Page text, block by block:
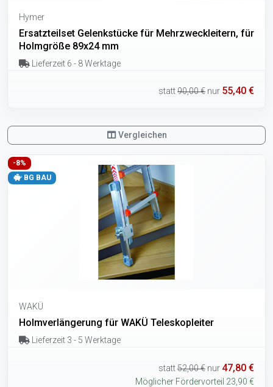
Hymer
Ersatzteilset Gelenkstücke für Mehrzweckleitern, für
Holmgröße 89x24 mm
Lieferzeit 6 - 8 Werktage
statt90,00 € nur 55,40 €
Vergleichen
-8%
BG BAU
WAKÜ
Holmverlängerung für WAKÜ Teleskopleiter
Lieferzeit 3 - 5 Werktage
statt52,00 € nur 47,80 €
Möglicher Fördervorteil 23,90 €